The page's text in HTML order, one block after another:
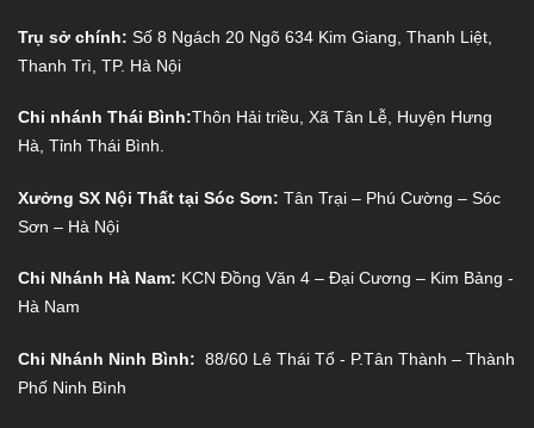
Trụ sở chính: Số 8 Ngách 20 Ngõ 634 Kim Giang, Thanh Liệt,
Thanh Trì, TP. Hà Nội
Chi nhánh Thái Bình:Thôn Hải triều, Xã Tân Lễ, Huyện Hưng
Hà, Tỉnh Thái Bình.
Xưởng SX Nội Thất tại Sóc Sơn: Tân Trại – Phú Cường – Sóc
Sơn – Hà Nội
Chi Nhánh Hà Nam: KCN Đồng Văn 4 – Đại Cương – Kim Bảng -
Hà Nam
Chi Nhánh Ninh Bình: 88/60 Lê Thái Tổ - P.Tân Thành – Thành
Phố Ninh Bình